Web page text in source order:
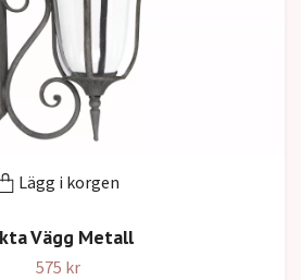
Lägg i korgen
Vägg Metall
575 kr